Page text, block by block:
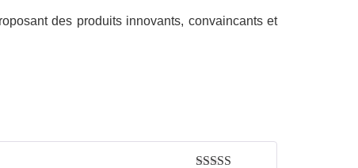
des produits innovants, convaincants et